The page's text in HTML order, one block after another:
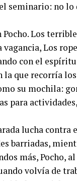
seminario: no lo
Los
vagancia, Los
con el
la que recorría
su mochila:
para
lucha contra
barriadas,
más, Pocho,
volvía de